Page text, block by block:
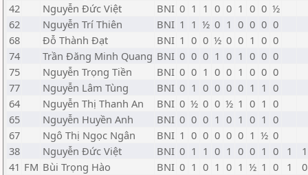
42
Nguyễn Đức Việt BNI 0 1 1 0 0 1 0 0 ½
62
Nguyễn Trí Thiên BNI 1 1 ½ 0 1 0 0 0 0
68
Đỗ Thành Đạt BNI 1 0 0 ½ 0 0 1 0 0
74
Trần Đăng Minh Quang BNI 0 0 0 1 0 1 0 0 0
75
Nguyễn Trọng Tiền BNI 0 0 1 0 0 1 0 0 0
77
Nguyễn Lâm Tùng BNI 0 1 0 0 0 0 1 1 0
64
Nguyễn Thị Thanh An BNI 0 ½ 0 0 ½ 1 0 1 0
65
Nguyễn Huyền Anh BNI 0 0 0 1 0 1 0 1 0
67
Ngô Thị Ngọc Ngân BNI 1 0 0 0 0 0 1 ½ 0
38
Nguyễn Đức Việt BNI 0 1 1 0 1 0 0 1 0 1
1
41 FM Bùi Trọng Hào BNI 0 1 0 1 0 1 ½ 1 0 1
0